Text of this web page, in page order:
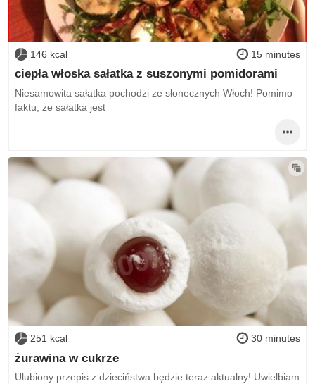
146 kcal 15 minutes
ciepła włoska sałatka z suszonymi pomidorami
Niesamowita sałatka pochodzi ze słonecznych Włoch! Pomimo
faktu, że sałatka jest
251 kcal 30 minutes
żurawina w cukrze
Ulubiony przepis z dzieciństwa będzie teraz aktualny! Uwielbiam